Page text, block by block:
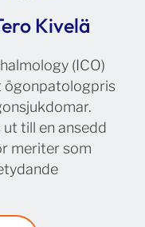
Kivelä
(ICO)
ögonpatologpris
till en ansedd
meriter som